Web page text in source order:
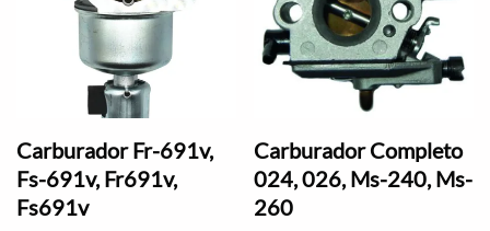
Carburador Fr-691v,
Fs-691v, Fr691v,
Fs691v
Carburador Completo
024, 026, Ms-240, Ms-
260